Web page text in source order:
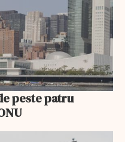
peste patru